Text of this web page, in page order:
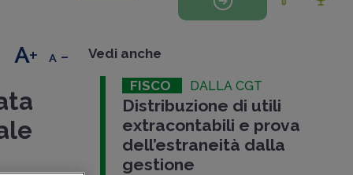
+ - Vedi anche
FISCO DALLA CGT
Distribuzione di utili
extracontabili e prova
dell’estraneità dalla
gestione